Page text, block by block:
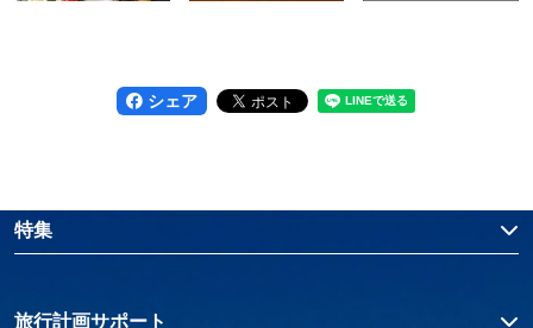
シェア
特集
旅行計画サポート